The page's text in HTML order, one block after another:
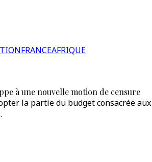
FRANCEAFRIQUE
à une nouvelle motion de censure
la partie du budget consacrée